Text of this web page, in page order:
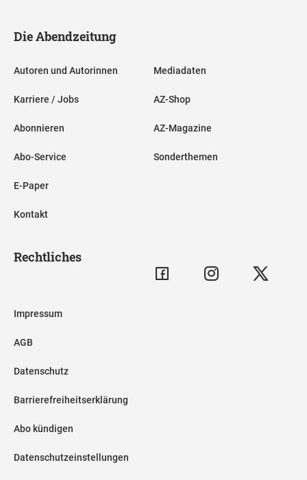
Die Abendzeitung
Autoren und Autorinnen
Karriere / Jobs
Abonnieren
Abo-Service
E-Paper
Kontakt
Mediadaten
AZ-Shop
AZ-Magazine
Sonderthemen
Rechtliches
Impressum
AGB
Datenschutz
Barrierefreiheitserklärung
Abo kündigen
Datenschutzeinstellungen